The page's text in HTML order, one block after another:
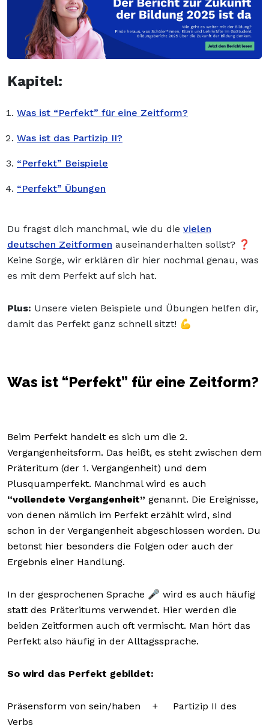
Kapitel:
Was ist “Perfekt” für eine Zeitform?
Was ist das Partizip II?
“Perfekt” Beispiele
“Perfekt” Übungen
Du fragst dich manchmal, wie du die vielen
deutschen Zeitformen auseinanderhalten sollst? ❓
Keine Sorge, wir erklären dir hier nochmal genau, was
es mit dem Perfekt auf sich hat.
Plus: Unsere vielen Beispiele und Übungen helfen dir,
damit das Perfekt ganz schnell sitzt! 💪
Was ist “Perfekt” für eine Zeitform?
Beim Perfekt handelt es sich um die 2.
Vergangenheitsform. Das heißt, es steht zwischen dem
Präteritum (der 1. Vergangenheit) und dem
Plusquamperfekt. Manchmal wird es auch
“vollendete Vergangenheit” genannt. Die Ereignisse,
von denen nämlich im Perfekt erzählt wird, sind
schon in der Vergangenheit abgeschlossen worden. Du
betonst hier besonders die Folgen oder auch der
Ergebnis einer Handlung.
In der gesprochenen Sprache 🎤 wird es auch häufig
statt des Präteritums verwendet. Hier werden die
beiden Zeitformen auch oft vermischt. Man hört das
Perfekt also häufig in der Alltagssprache.
So wird das Perfekt gebildet:
Präsensform von sein/haben + Partizip II des
Verbs